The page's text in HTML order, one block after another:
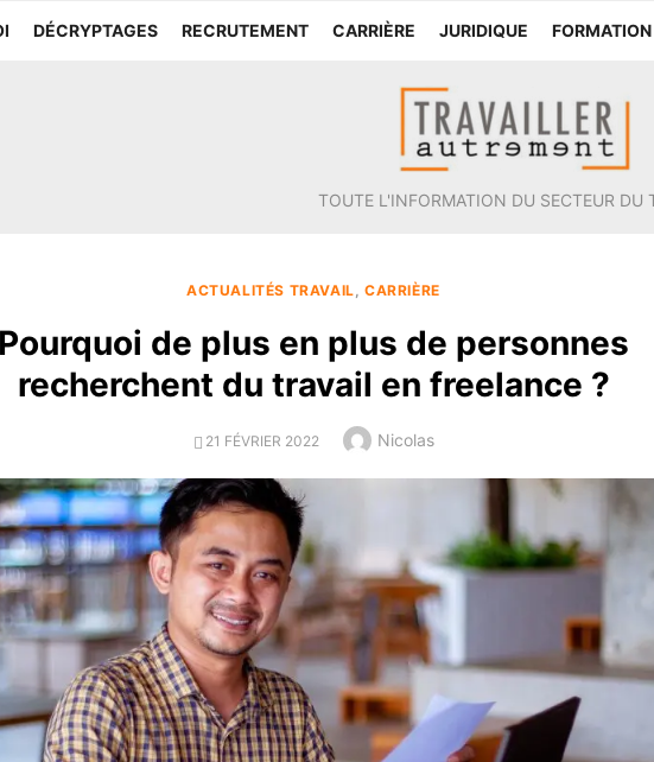
DÉCRYPTAGES RECRUTEMENT CARRIÈRE JURIDIQUE FORMATION
TOUTE L'INFORMATION DU SECTEUR DU
ACTUALITÉS TRAVAIL,CARRIÈRE
Pourquoi de plus en plus de personnes
recherchent du travail en freelance ?
POSTED
21 FÉVRIER 2022 Author
Nicolas